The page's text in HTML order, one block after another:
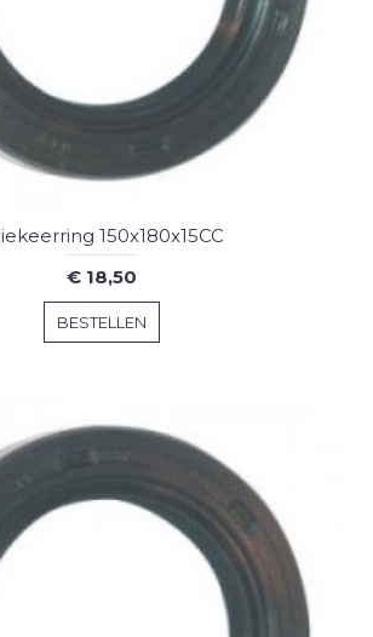
150x180x15CC
€ 18,50
BESTELLEN